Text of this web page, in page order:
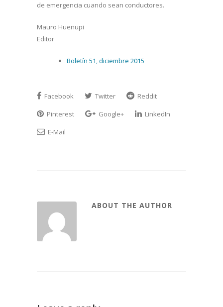
de emergencia cuando sean conductores.
Mauro Huenupi
Editor
Boletín 51, diciembre 2015
Facebook Twitter
Reddit
Pinterest
Google+
LinkedIn
E-Mail
ABOUT THE AUTHOR